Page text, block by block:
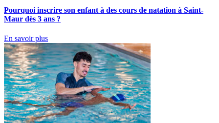
Pourquoi inscrire son enfant à des cours de natation à Saint-
Maur dès 3 ans ?
En savoir plus